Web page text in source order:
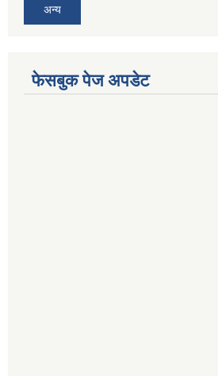
अन्य
फेसबुक पेज अपडेट